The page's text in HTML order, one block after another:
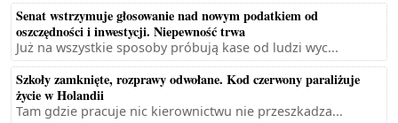
Senat wstrzymuje głosowanie nad nowym podatkiem od
oszczędności i inwestycji. Niepewność trwa
Już na wszystkie sposoby próbują kase od ludzi wyc...
Szkoły zamknięte, rozprawy odwołane. Kod czerwony paraliżuje
życie w Holandii
Tam gdzie pracuje nic kierownictwu nie przeszkadza...